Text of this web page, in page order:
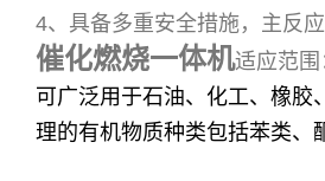
4、具备多重安全措施，主反
催化燃烧一体机适应范围
可广泛用于石油、化工、橡
理的有机物质种类包括苯类、